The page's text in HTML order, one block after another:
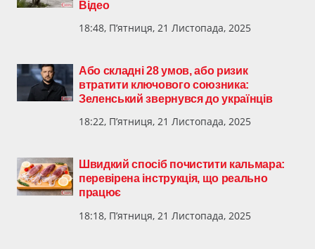
Відео
18:48, П’ятниця, 21 Листопада, 2025
Або складні 28 умов, або ризик
втратити ключового союзника:
Зеленський звернувся до українців
18:22, П’ятниця, 21 Листопада, 2025
Швидкий спосіб почистити кальмара:
перевірена інструкція, що реально
працює
18:18, П’ятниця, 21 Листопада, 2025